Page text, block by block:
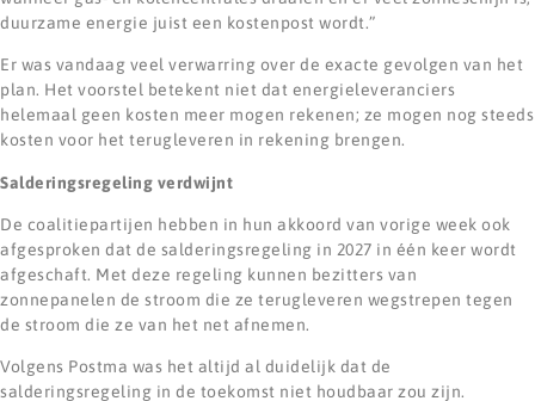
duurzame energie juist een kostenpost wordt.”
Er was vandaag veel verwarring over de exacte gevolgen van het
plan. Het voorstel betekent niet dat energieleveranciers
helemaal geen kosten meer mogen rekenen; ze mogen nog steeds
kosten voor het terugleveren in rekening brengen.
Salderingsregeling verdwijnt
De coalitiepartijen hebben in hun akkoord van vorige week ook
afgesproken dat de salderingsregeling in 2027 in één keer wordt
afgeschaft. Met deze regeling kunnen bezitters van
zonnepanelen de stroom die ze terugleveren wegstrepen tegen
de stroom die ze van het net afnemen.
Volgens Postma was het altijd al duidelijk dat de
salderingsregeling in de toekomst niet houdbaar zou zijn.